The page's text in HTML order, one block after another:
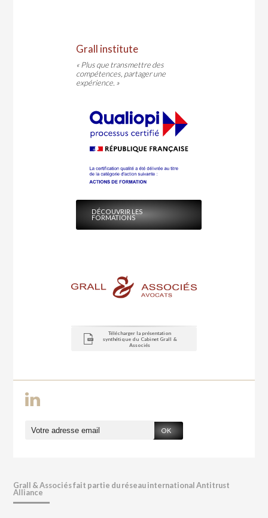
Grall institute
« Plus que transmettre des
compétences, partager une
expérience. »
DÉCOUVRIR LES
FORMATIONS
Télécharger la présentation
synthétique du Cabinet Grall &
Associés
OK
Grall & Associés fait partie du réseau international Antitrust
Alliance